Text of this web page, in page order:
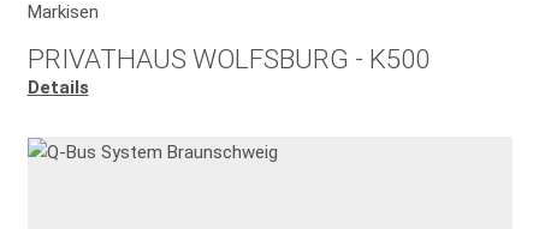
Markisen
PRIVATHAUS WOLFSBURG - K500
Details